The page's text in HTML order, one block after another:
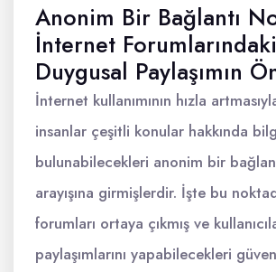
Anonim Bir Bağlantı
İnternet Forumlarındaki
Duygusal Paylaşımın
İnternet kullanımının hızla
insanlar çeşitli konular hakkında
bulunabilecekleri anonim bir
arayışına girmişlerdir. İşte bu
forumları ortaya çıkmış ve
paylaşımlarını yapabilecekleri